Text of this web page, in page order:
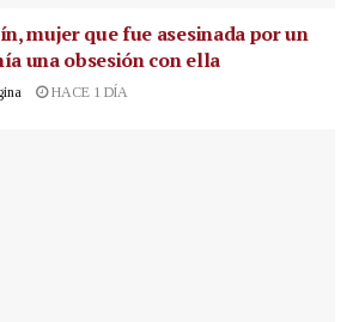
mujer que fue asesinada por un
una obsesión con ella
HACE 1 DÍA